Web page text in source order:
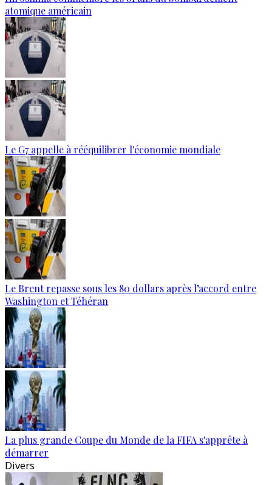
atomique américain
Le G7 appelle à rééquilibrer l'économie mondiale
Le Brent repasse sous les 80 dollars après l’accord entre
Washington et Téhéran
La plus grande Coupe du Monde de la FIFA s'apprête à
démarrer
Divers